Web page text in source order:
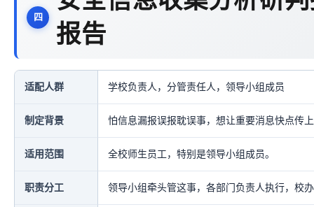
报告
适配人群 学校负责人，分管责任人，领导小组成员
制定背景 怕信息漏报误报耽误事，想让重要消息快点传
适用范围 全校师生员工，特别是领导小组成员。
职责分工 领导小组牵头管这事，各部门负责人执行，校